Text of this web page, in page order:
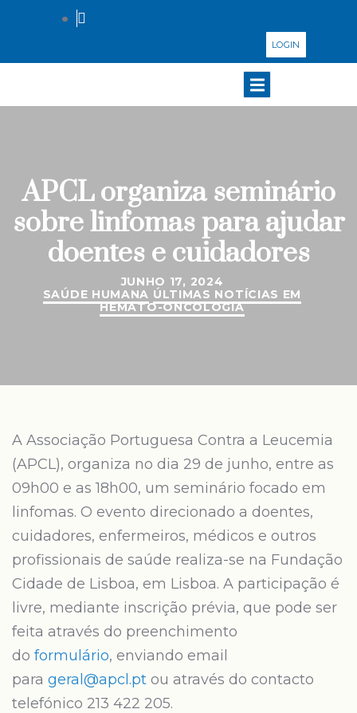
LOGIN
APCL organiza seminário
sobre linfomas para ajudar
doentes e cuidadores
JUNHO 17, 2024
SAÚDE HUMANA ÚLTIMAS NOTÍCIAS EM
HEMATO-ONCOLOGIA
A Associação Portuguesa Contra a Leucemia
(APCL), organiza no dia 29 de junho, entre as
09h00 e as 18h00, um seminário focado em
linfomas. O evento direcionado a doentes,
cuidadores, enfermeiros, médicos e outros
profissionais de saúde realiza-se na Fundação
Cidade de Lisboa, em Lisboa. A participação é
livre, mediante inscrição prévia, que pode ser
feita através do preenchimento
do formulário, enviando email
para geral@apcl.pt ou através do contacto
telefónico 213 422 205.